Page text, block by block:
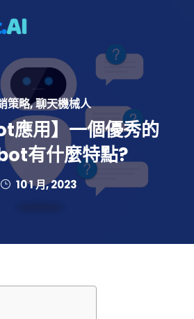
策略,聊天機械人
應用】一個優秀的
有什麼特點?
10 1 月, 2023